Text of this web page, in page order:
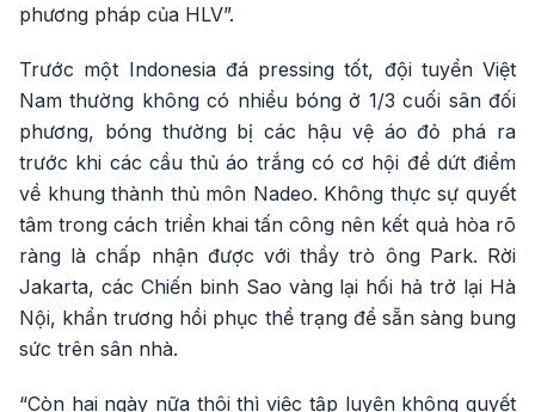
phương pháp của HLV”.
Trước một Indonesia đá pressing tốt, đội tuyển Việt
Nam thường không có nhiều bóng ở 1/3 cuối sân đối
phương, bóng thường bị các hậu vệ áo đỏ phá ra
trước khi các cầu thủ áo trắng có cơ hội để dứt điểm
về khung thành thủ môn Nadeo. Không thực sự quyết
tâm trong cách triển khai tấn công nên kết quả hòa rõ
ràng là chấp nhận được với thầy trò ông Park. Rời
Jakarta, các Chiến binh Sao vàng lại hối hả trở lại Hà
Nội, khẩn trương hồi phục thể trạng để sẵn sàng bung
sức trên sân nhà.
“Còn hai ngày nữa thôi thì việc tập luyện không quyết